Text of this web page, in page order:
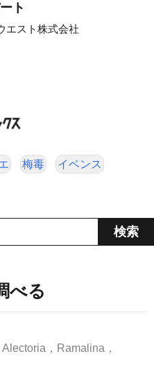
ト
エスト株式会社
梅毒 イベンス
べる
，Ramalina，